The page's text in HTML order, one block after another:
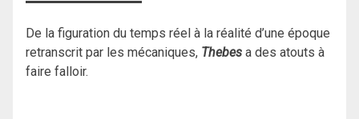
De la figuration du temps réel à la réalité d’une époque
retranscrit par les mécaniques, Thebes a des atouts à
faire falloir.